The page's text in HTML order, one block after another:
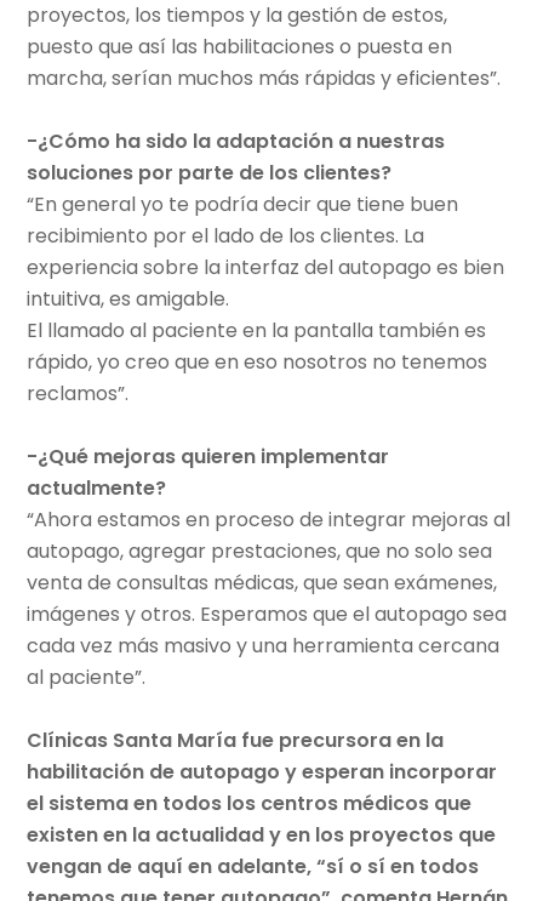
proyectos, los tiempos y la gestión de estos,
puesto que así las habilitaciones o puesta en
marcha, serían muchos más rápidas y eficientes”.
-¿Cómo ha sido la adaptación a nuestras
soluciones por parte de los clientes?
“En general yo te podría decir que tiene buen
recibimiento por el lado de los clientes. La
experiencia sobre la interfaz del autopago es bien
intuitiva, es amigable.
El llamado al paciente en la pantalla también es
rápido, yo creo que en eso nosotros no tenemos
reclamos”.
-¿Qué mejoras quieren implementar
actualmente?
“Ahora estamos en proceso de integrar mejoras al
autopago, agregar prestaciones, que no solo sea
venta de consultas médicas, que sean exámenes,
imágenes y otros. Esperamos que el autopago sea
cada vez más masivo y una herramienta cercana
al paciente”.
Clínicas Santa María fue precursora en la
habilitación de autopago y esperan incorporar
el sistema en todos los centros médicos que
existen en la actualidad y en los proyectos que
vengan de aquí en adelante, “sí o sí en todos